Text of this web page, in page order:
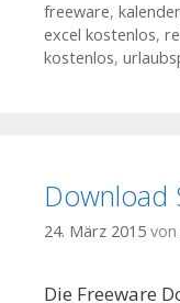
freeware,
excel kostenlos,
kostenlos,
Download
24. März 2015 von
Die Freeware